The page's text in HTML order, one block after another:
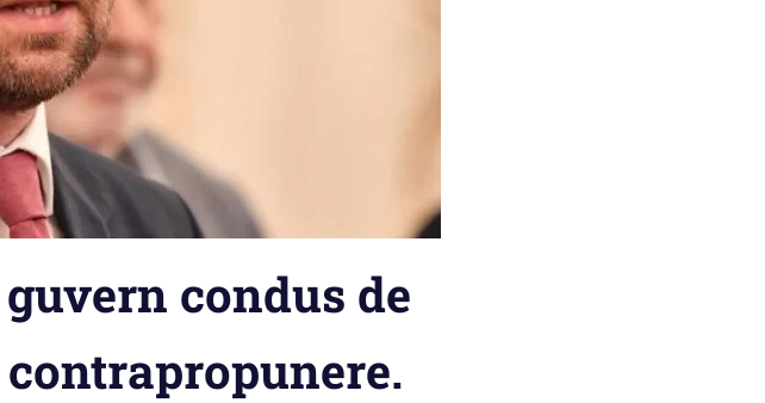
condus de